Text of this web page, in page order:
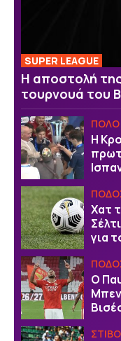
SUPER LEAGUE
Η αποστολή
τουρνουά του
ΠΟΛΟ
Η
Χατ
για
Ο